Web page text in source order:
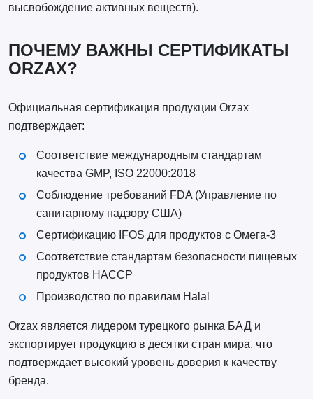
высвобождение активных веществ).
ПОЧЕМУ ВАЖНЫ СЕРТИФИКАТЫ
ORZAX?
Официальная сертификация продукции Orzax
подтверждает:
Соответствие международным стандартам
качества GMP, ISO 22000:2018
Соблюдение требований FDA (Управление по
санитарному надзору США)
Сертификацию IFOS для продуктов с Омега-3
Соответствие стандартам безопасности пищевых
продуктов HACCP
Производство по правилам Halal
Orzax является лидером турецкого рынка БАД и
экспортирует продукцию в десятки стран мира, что
подтверждает высокий уровень доверия к качеству
бренда.